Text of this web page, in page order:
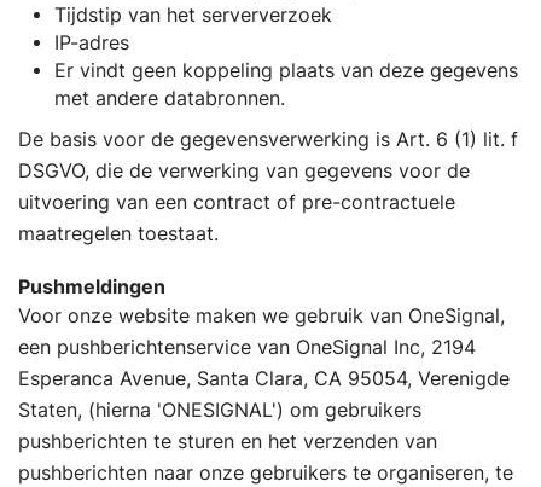
Tijdstip van het serververzoek
IP-adres
Er vindt geen koppeling plaats van deze gegevens
met andere databronnen.
De basis voor de gegevensverwerking is Art. 6 (1) lit. f
DSGVO, die de verwerking van gegevens voor de
uitvoering van een contract of pre-contractuele
maatregelen toestaat.
Pushmeldingen
Voor onze website maken we gebruik van OneSignal,
een pushberichtenservice van OneSignal Inc, 2194
Esperanca Avenue, Santa Clara, CA 95054, Verenigde
Staten, (hierna 'ONESIGNAL') om gebruikers
pushberichten te sturen en het verzenden van
pushberichten naar onze gebruikers te organiseren, te